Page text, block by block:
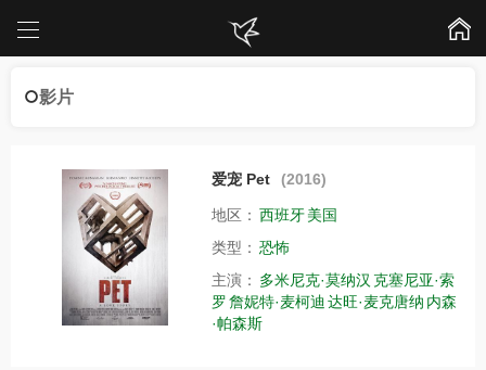
影片
爱宠 Pet (2016)
地区： 西班牙美国
类型： 恐怖
主演： 多米尼克·莫纳汉 克塞尼亚·索
罗詹妮特·麦柯迪达旺·麦克唐纳 内森
·帕森斯